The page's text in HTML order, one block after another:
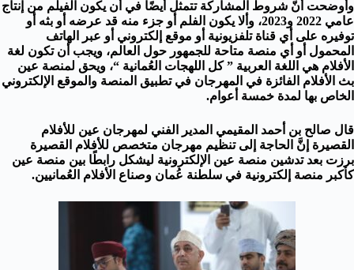
وأوضحت أنّ شروط المشاركة تتمثل أيضًا في أن يكون الفيلم من إنتاج
عامي 2022 و2023، وألا يكون الفلم أو جزء منه قد عرضه أو بثه أو
توفيره على أي قناة تلفزيونية أو موقع إلكتروني أو عبر الهاتف
المحمول أو أي منصة متاحة للجمهور حول العالم، ويجب أن تكون لغة
الأفلام هي اللغة العربية ” كل اللهجات العُمانية “، ويحق لمنصة عين
بث الأفلام الفائزة في المهرجان في تطبيق المنصة والموقع الإلكتروني
الخاص بها لمدة خمسة أعوام.
قال صالح بن أحمد المقيمي المدير الفني لمهرجان عين للأفلام
القصيرة إنَّ الحاجة إلى تنظيم مهرجان متخصص للأفلام القصيرة
برزت بعد تدشين منصة عين الإلكترونية ليشكل رابطًا بين منصة عين
كأكبر منصة إلكترونية في سلطنة عُمان وصناع الأفلام العُمانيين.